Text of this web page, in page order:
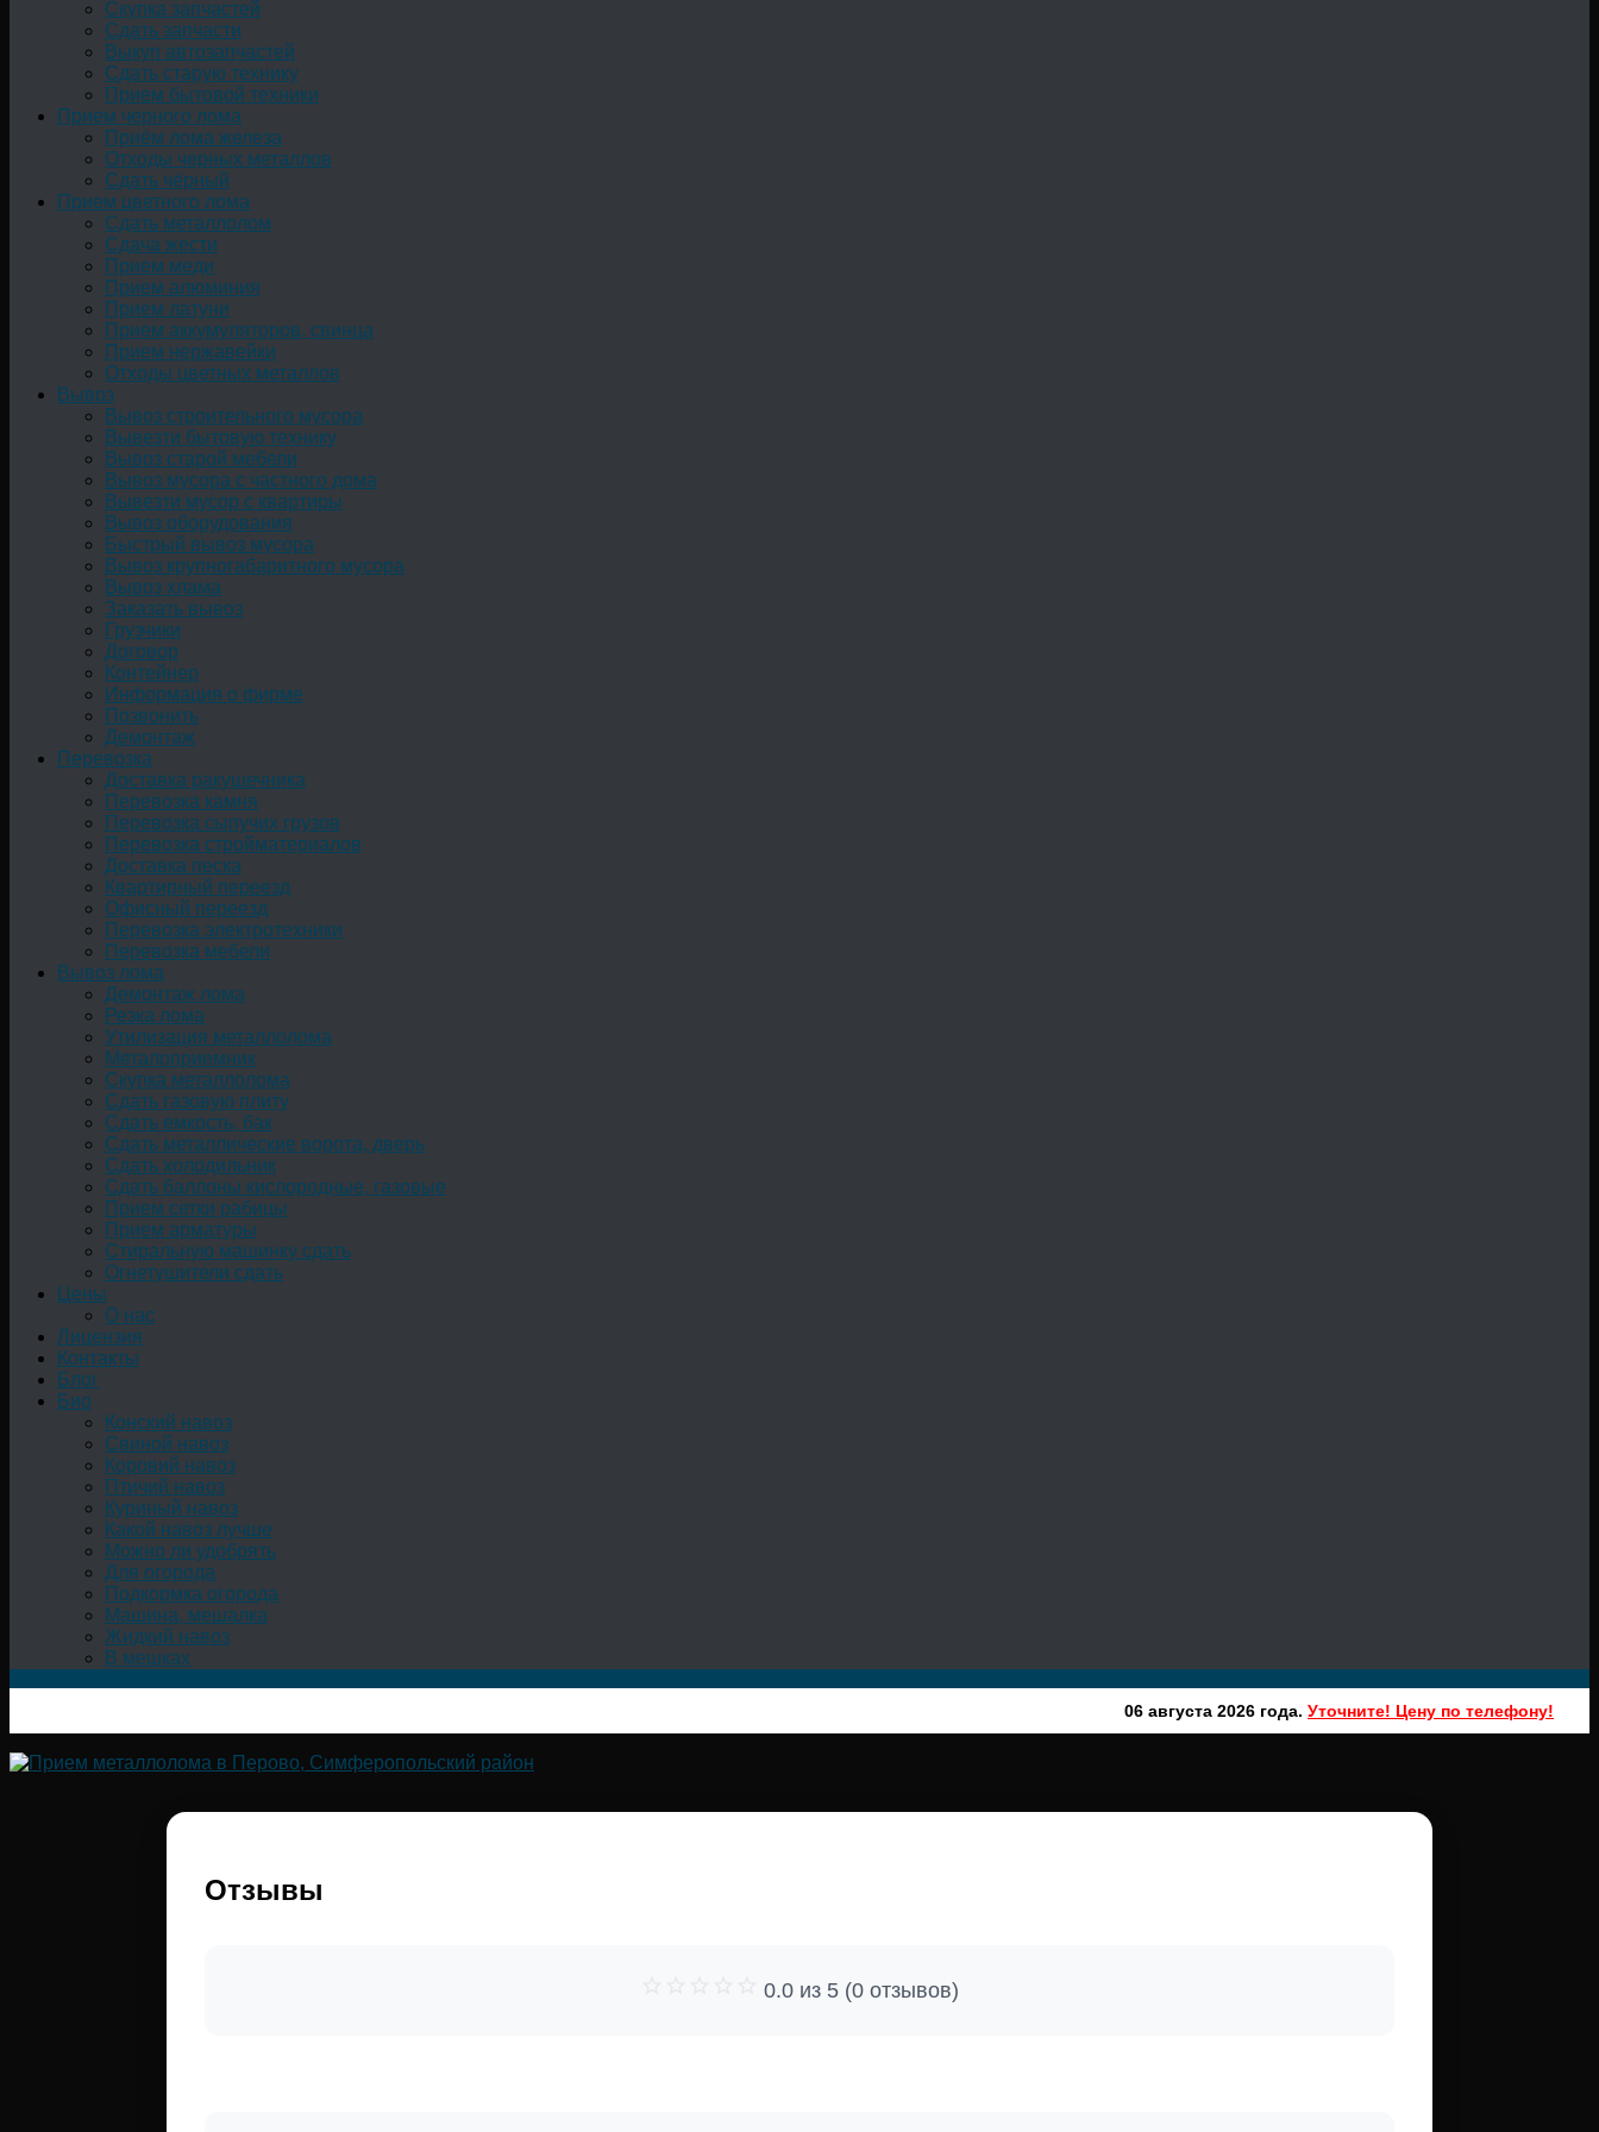
Скупка запчастей
Сдать запчасти
Выкуп автозапчастей
Сдать старую технику
Прием бытовой техники
Прием черного лома
Приём лома железа
Отходы черных металлов
Сдать чёрный
Прием цветного лома
Сдать металлолом
Сдача жести
Прием меди
Прием алюминия
Прием латуни
Прием аккумуляторов, свинца
Прием нержавейки
Отходы цветных металлов
Вывоз
Вывоз строительного мусора
Вывезти бытовую технику
Вывоз старой мебели
Вывоз мусора с частного дома
Вывезти мусор с квартиры
Вывоз оборудования
Быстрый вывоз мусора
Вывоз крупногабаритного мусора
Вывоз хлама
Заказать вывоз
Грузчики
Договор
Контейнер
Информация о фирме
Позвонить
Демонтаж
Перевозка
Доставка ракушечника
Перевозка камня
Перевозка сыпучих грузов
Перевозка стройматериалов
Доставка песка
Квартирный переезд
Офисный переезд
Перевозка электротехники
Перевозка мебели
Вывоз лома
Демонтаж лома
Резка лома
Утилизация металлолома
Металоприемник
Скупка металлолома
Сдать газовую плиту
Сдать емкость, бак
Cдать металлические ворота, дверь
Сдать холодильник
Сдать баллоны кислородные, газовые
Прием сетки рабицы
Прием арматуры
Стиральную машинку сдать
Огнетушители сдать
Цены
О нас
Лицензия
Контакты
Блог
Био
Конский навоз
Свиной навоз
Коровий навоз
Птичий навоз
Куриный навоз
Какой навоз лучше
Можно ли удобрять
Для огорода
Подкормка огорода
Машина, мешалка
Жидкий навоз
В мешках
06 августа 2026 года. Уточните! Цену по телефону!
Отзывы
0.0 из 5 (0 отзывов)